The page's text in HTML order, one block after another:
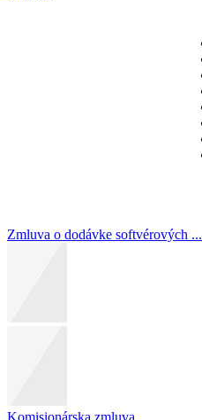
Zmluva o dodávke softvérových ...
Komisionárska zmluva